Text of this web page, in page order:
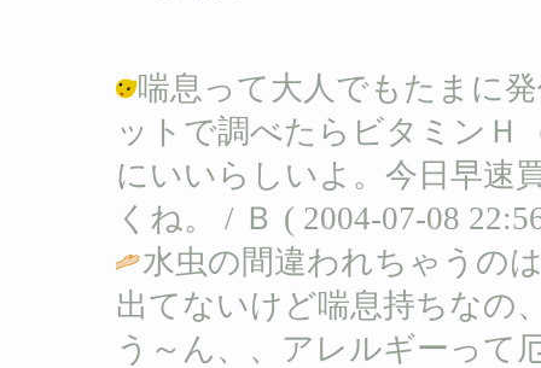
喘息って大人でもたまに
ットで調べたらビタミンＨ
にいいらしいよ。今日早速
くね。 / Ｂ ( 2004-07-08
水虫の間違われちゃうの
出てないけど喘息持ちな
う～ん、、アレルギーって